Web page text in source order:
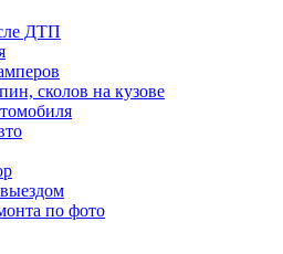
ДТП
сколов на кузове
по фото